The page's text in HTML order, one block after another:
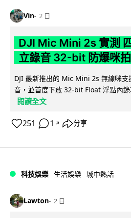
Vin 2 日
DJI Mic Mini 2s 實測
立錄音 32-bit 防爆咪
DJI 最新推出的 Mic Mini 2s 無線咪支
音，並首度下放 32-bit Float 浮點內
閱讀全文
251 1 ↗ 分享
科技娛樂 生活娛樂 城中熱話
Lawton 2 日